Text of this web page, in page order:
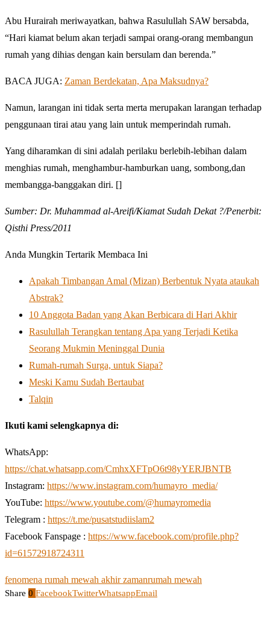
Abu Hurairah meriwayatkan, bahwa Rasulullah SAW bersabda,
“Hari kiamat belum akan terjadi sampai orang-orang membangun
rumah yang dihias dengan kain bersulam dan berenda.”
BACA JUGA: Zaman Berdekatan, Apa Maksudnya?
Namun, larangan ini tidak serta merta merupakan larangan terhadap
penggunaan tirai atau yang lain untuk memperindah rumah.
Yang diharamkan di sini adalah perilaku berlebih-lebihan dalam
menghias rumah, menghambur-hamburkan uang, sombong,dan
membangga-banggakan diri. []
Sumber: Dr. Muhammad al-Areifi/Kiamat Sudah Dekat ?/Penerbit:
Qisthi Press/2011
Anda Mungkin Tertarik Membaca Ini
Apakah Timbangan Amal (Mizan) Berbentuk Nyata ataukah
Abstrak?
10 Anggota Badan yang Akan Berbicara di Hari Akhir
Rasulullah Terangkan tentang Apa yang Terjadi Ketika
Seorang Mukmin Meninggal Dunia
Rumah-rumah Surga, untuk Siapa?
Meski Kamu Sudah Bertaubat
Talqin
Ikuti kami selengkapnya di:
WhatsApp:
https://chat.whatsapp.com/CmhxXFTpO6t98yYERJBNTB
Instagram: https://www.instagram.com/humayro_media/
YouTube: https://www.youtube.com/@humayromedia
Telegram : https://t.me/pusatstudiislam2
Facebook Fanspage : https://www.facebook.com/profile.php?
id=61572918724311
fenomena rumah mewah akhir zamanrumah mewah
Share 0 FacebookTwitterWhatsappEmail